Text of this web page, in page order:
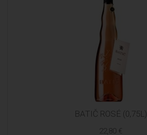
BATIČ ROSÉ (0,75L)
22,80 €